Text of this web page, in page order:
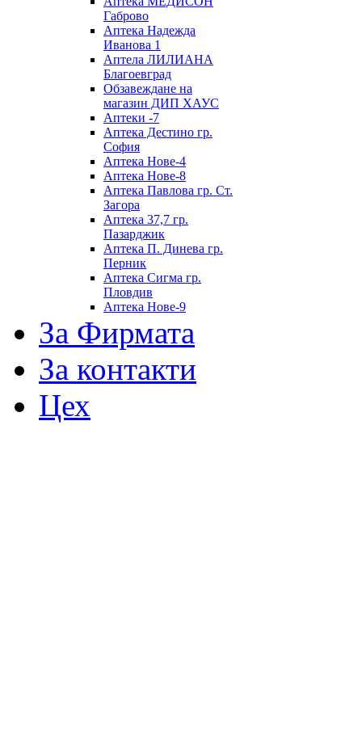
Габрово
Аптека Надежда
Иванова 1
Аптела ЛИЛИАНА
Благоевград
Обзавеждане на
магазин ДИП ХАУС
Аптеки -7
Аптека Дестино гр.
София
Аптека Нове-4
Аптека Нове-8
Аптека Павлова гр. Ст.
Загора
Аптека 37,7 гр.
Пазарджик
Аптека П. Динева гр.
Перник
Аптека Сигма гр.
Пловдив
Аптека Нове-9
За Фирмата
За контакти
Цех